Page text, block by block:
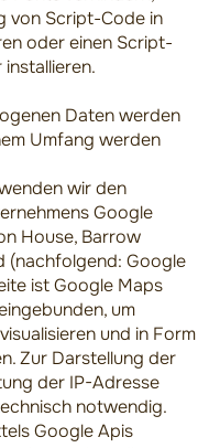
von Script-Code in
oder einen Script-
Daten werden
Umfang werden
wir den
Google
House, Barrow
(nachfolgend: Google
ist Google Maps
um
und in Form
Zur Darstellung der
der IP-Adresse
notwendig.
Google Apis